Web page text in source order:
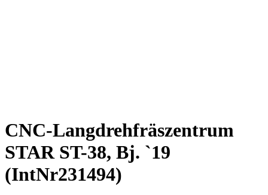
CNC-Langdrehfräszentrum
STAR ST-38, Bj. `19
(IntNr231494)